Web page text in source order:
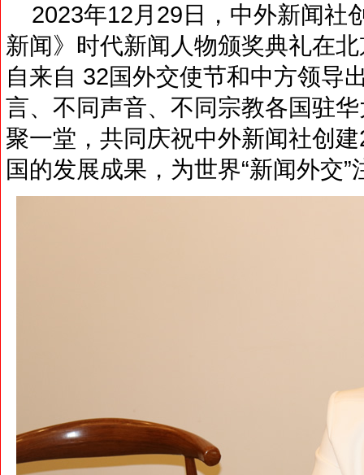
2023年12月29日，中外新闻社
新闻》时代新闻人物颁奖典礼在
自来自 32国外交使节和中方领导
言、不同声音、不同宗教各国驻
聚一堂，共同庆祝中外新闻社创
国的发展成果，为世界“新闻外交